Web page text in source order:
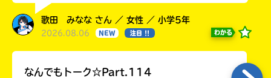
歌田 みなな さん ／ 女性 ／ 小学5年
2026.08.06 NEW 注目 !! わかる
なんでもトーク☆Part.114